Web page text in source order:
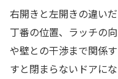
右開きと左開きの違い
丁番の位置、ラッチの
や壁との干渉まで関係
すと閉まらないドアに